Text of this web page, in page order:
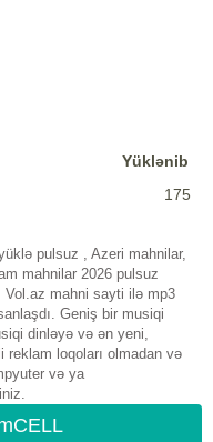
Yüklənib
175
pulsuz , Azeri mahnilar,
mahnilar 2026 pulsuz
mahni sayti ilə mp3
Geniş bir musiqi
dinləyə və ən yeni,
reklam loqoları olmadan və
və ya